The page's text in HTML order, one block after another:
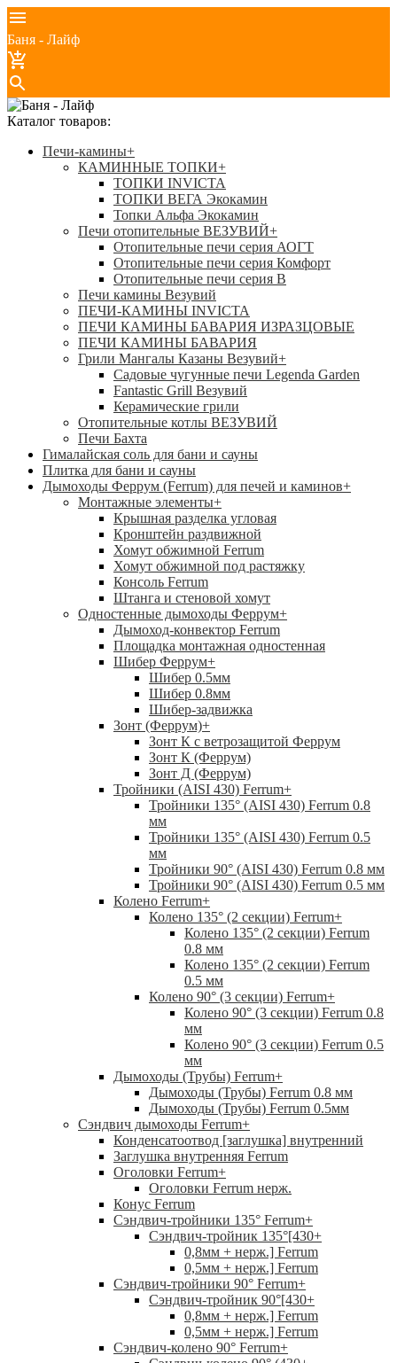
Баня - Лайф
Каталог товаров:
Печи-камины+
КАМИННЫЕ ТОПКИ+
ТОПКИ INVICTA
ТОПКИ ВЕГА Экокамин
Топки Альфа Экокамин
Печи отопительные ВЕЗУВИЙ+
Отопительные печи серия АОГТ
Отопительные печи серия Комфорт
Отопительные печи серия В
Печи камины Везувий
ПЕЧИ-КАМИНЫ INVICTA
ПЕЧИ КАМИНЫ БАВАРИЯ ИЗРАЗЦОВЫЕ
ПЕЧИ КАМИНЫ БАВАРИЯ
Грили Мангалы Казаны Везувий+
Садовые чугунные печи Legenda Garden
Fantastic Grill Везувий
Керамические грили
Отопительные котлы ВЕЗУВИЙ
Печи Бахта
Гималайская соль для бани и сауны
Плитка для бани и сауны
Дымоходы Феррум (Ferrum) для печей и каминов+
Монтажные элементы+
Крышная разделка угловая
Кронштейн раздвижной
Хомут обжимной Ferrum
Хомут обжимной под растяжку
Консоль Ferrum
Штанга и стеновой хомут
Одностенные дымоходы Феррум+
Дымоход-конвектор Ferrum
Площадка монтажная одностенная
Шибер Феррум+
Шибер 0.5мм
Шибер 0.8мм
Шибер-задвижка
Зонт (Феррум)+
Зонт К с ветрозащитой Феррум
Зонт К (Феррум)
Зонт Д (Феррум)
Тройники (AISI 430) Ferrum+
Тройники 135° (AISI 430) Ferrum 0.8
мм
Тройники 135° (AISI 430) Ferrum 0.5
мм
Тройники 90° (AISI 430) Ferrum 0.8 мм
Тройники 90° (AISI 430) Ferrum 0.5 мм
Колено Ferrum+
Колено 135° (2 секции) Ferrum+
Колено 135° (2 секции) Ferrum
0.8 мм
Колено 135° (2 секции) Ferrum
0.5 мм
Колено 90° (3 секции) Ferrum+
Колено 90° (3 секции) Ferrum 0.8
мм
Колено 90° (3 секции) Ferrum 0.5
мм
Дымоходы (Трубы) Ferrum+
Дымоходы (Трубы) Ferrum 0.8 мм
Дымоходы (Трубы) Ferrum 0.5мм
Сэндвич дымоходы Ferrum+
Конденсатоотвод [заглушка] внутренний
Заглушка внутренняя Ferrum
Оголовки Ferrum+
Оголовки Ferrum нерж.
Конус Ferrum
Сэндвич-тройники 135° Ferrum+
Сэндвич-тройник 135°[430+
0,8мм + нерж.] Ferrum
0,5мм + нерж.] Ferrum
Сэндвич-тройники 90° Ferrum+
Сэндвич-тройник 90°[430+
0,8мм + нерж.] Ferrum
0,5мм + нерж.] Ferrum
Сэндвич-колено 90° Ferrum+